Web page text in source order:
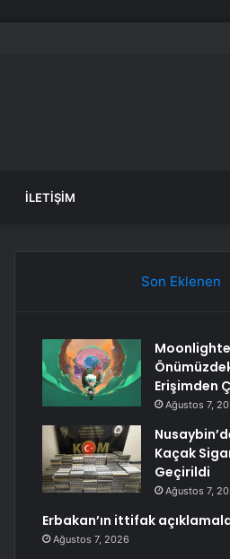
İLETIŞIM
Son Eklenen
Erişimden
Ağustos 7,
Kaçak
Geçirildi
Ağustos 7,
Erbakan’ın ittifak
Ağustos 7, 2026